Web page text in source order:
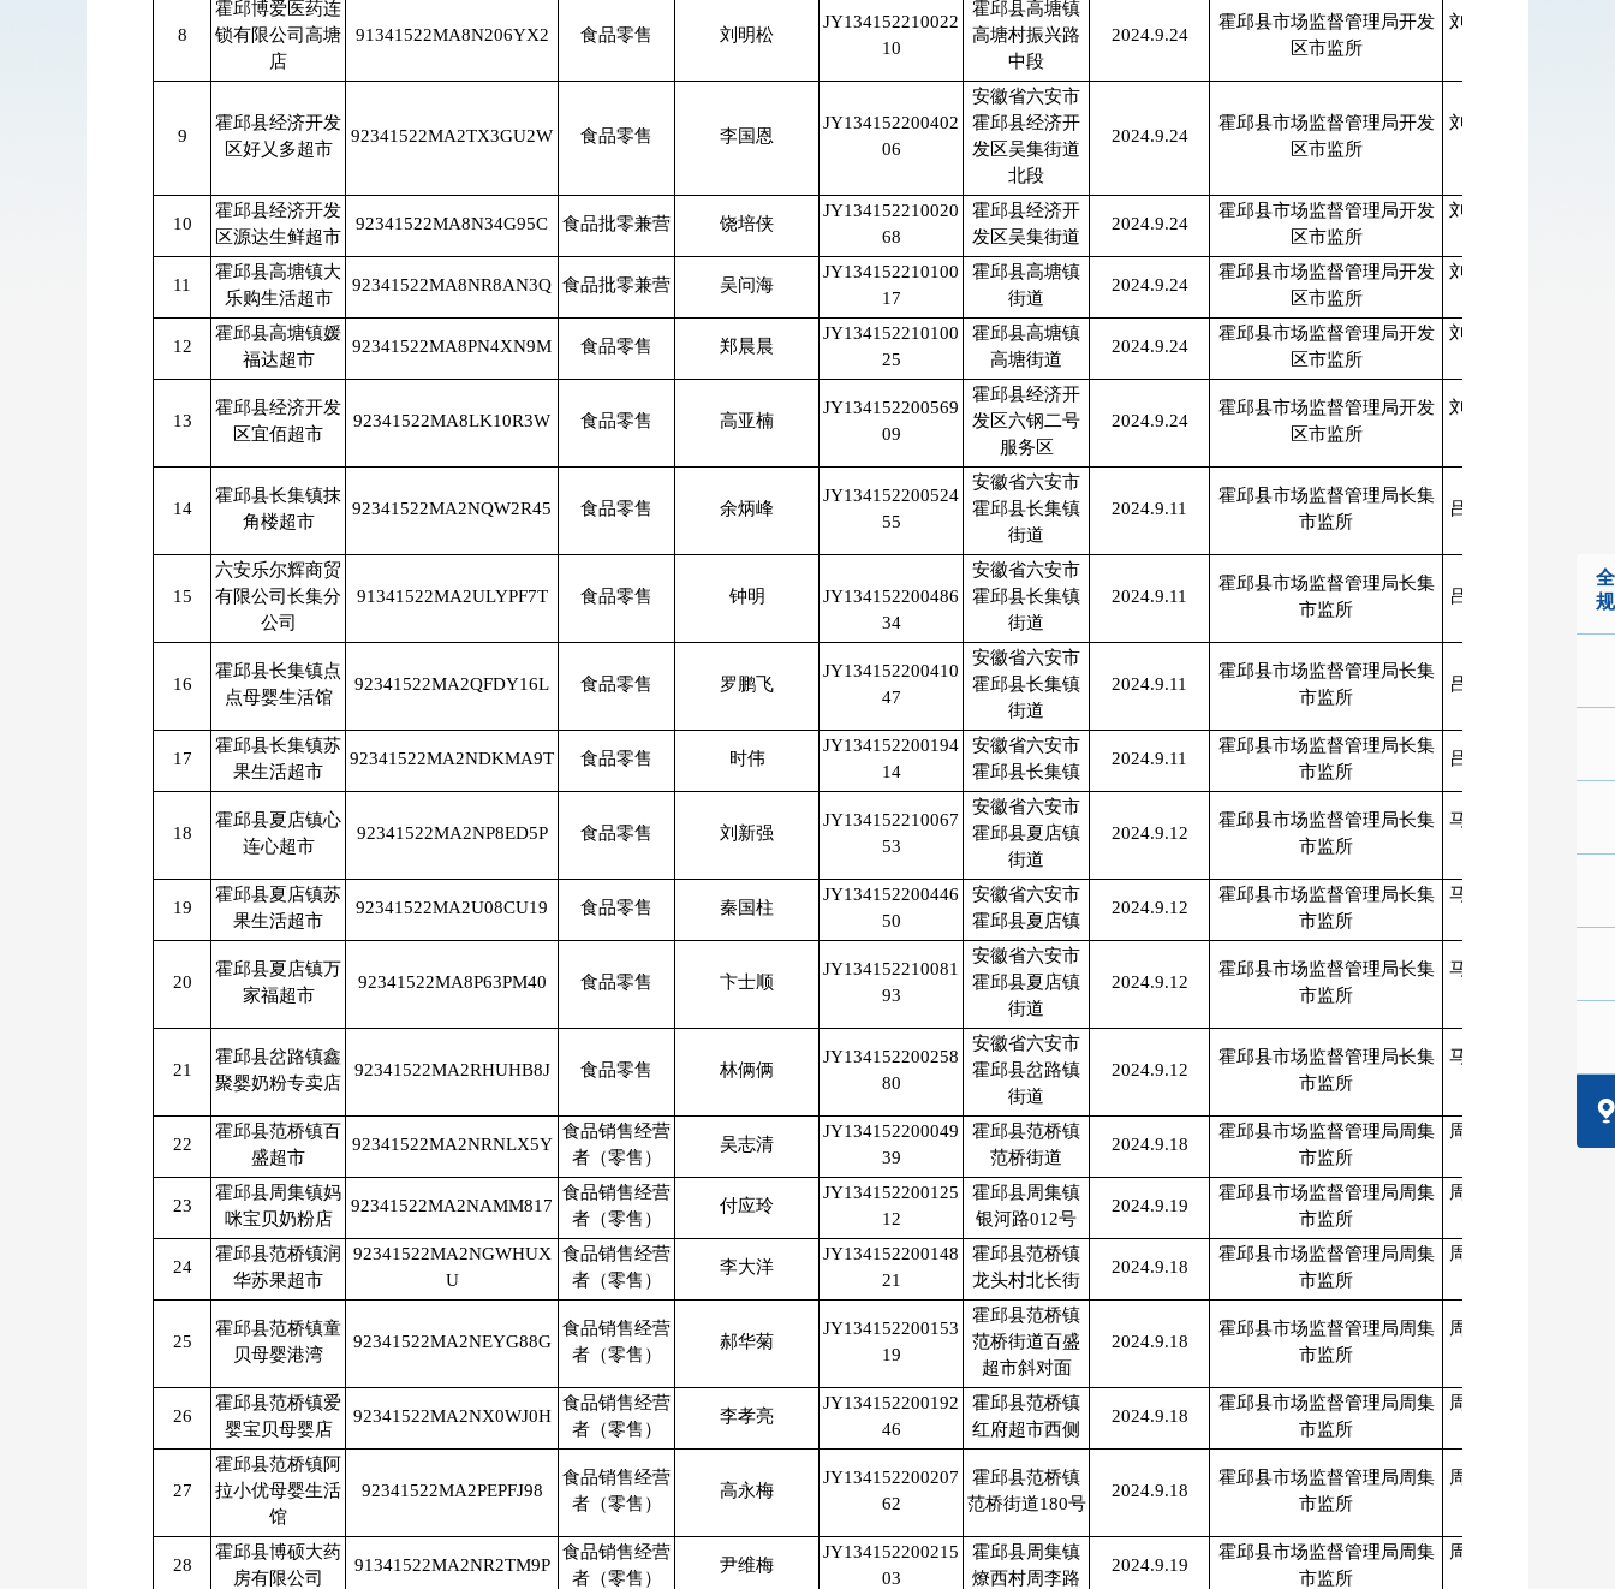
8
霍邱博爱医药连
锁有限公司高塘
店
91341522MA8N206YX2 食品零售 刘明松
JY134152210022
10
霍邱县高塘镇
高塘村振兴路
中段
2024.9.24
霍邱县市场监督管理局开发
区市监所
刘保亮、张亚
9
霍邱县经济开发
区好乂多超市
92341522MA2TX3GU2W 食品零售 李国恩
JY134152200402
06
安徽省六安市
霍邱县经济开
发区吴集街道
北段
2024.9.24
霍邱县市场监督管理局开发
区市监所
刘保亮、张亚
10
霍邱县经济开发
区源达生鲜超市
92341522MA8N34G95C 食品批零兼营 饶培侠
JY134152210020
68
霍邱县经济开
发区吴集街道
2024.9.24
霍邱县市场监督管理局开发
区市监所
刘保亮、张亚
11
霍邱县高塘镇大
乐购生活超市
92341522MA8NR8AN3Q 食品批零兼营 吴问海
JY134152210100
17
霍邱县高塘镇
街道
2024.9.24
霍邱县市场监督管理局开发
区市监所
刘保亮、张亚
12
霍邱县高塘镇媛
福达超市
92341522MA8PN4XN9M 食品零售 郑晨晨
JY134152210100
25
霍邱县高塘镇
高塘街道
2024.9.24
霍邱县市场监督管理局开发
区市监所
刘保亮、张亚
13
霍邱县经济开发
区宜佰超市
92341522MA8LK10R3W 食品零售 高亚楠
JY134152200569
09
霍邱县经济开
发区六钢二号
服务区
2024.9.24
霍邱县市场监督管理局开发
区市监所
刘保亮、张亚
14
霍邱县长集镇抹
角楼超市
92341522MA2NQW2R45 食品零售 余炳峰
JY134152200524
55
安徽省六安市
霍邱县长集镇
街道
2024.9.11
霍邱县市场监督管理局长集
市监所
吕坤、李世东
15
六安乐尔辉商贸
有限公司长集分
公司
91341522MA2ULYPF7T 食品零售 钟明
JY134152200486
34
安徽省六安市
霍邱县长集镇
街道
2024.9.11
霍邱县市场监督管理局长集
市监所
吕坤、李世东
16
霍邱县长集镇点
点母婴生活馆
92341522MA2QFDY16L 食品零售 罗鹏飞
JY134152200410
47
安徽省六安市
霍邱县长集镇
街道
2024.9.11
霍邱县市场监督管理局长集
市监所
吕坤、李世东
17
霍邱县长集镇苏
果生活超市
92341522MA2NDKMA9T 食品零售 时伟
JY134152200194
14
安徽省六安市
霍邱县长集镇
2024.9.11
霍邱县市场监督管理局长集
市监所
吕坤、李世东
18
霍邱县夏店镇心
连心超市
92341522MA2NP8ED5P 食品零售 刘新强
JY134152210067
53
安徽省六安市
霍邱县夏店镇
街道
2024.9.12
霍邱县市场监督管理局长集
市监所
马从江、胡文
19
霍邱县夏店镇苏
果生活超市
92341522MA2U08CU19 食品零售 秦国柱
JY134152200446
50
安徽省六安市
霍邱县夏店镇
2024.9.12
霍邱县市场监督管理局长集
市监所
马从江、胡文
20
霍邱县夏店镇万
家福超市
92341522MA8P63PM40 食品零售 卞士顺
JY134152210081
93
安徽省六安市
霍邱县夏店镇
街道
2024.9.12
霍邱县市场监督管理局长集
市监所
马从江、胡文
21
霍邱县岔路镇鑫
聚婴奶粉专卖店
92341522MA2RHUHB8J 食品零售 林俩俩
JY134152200258
80
安徽省六安市
霍邱县岔路镇
街道
2024.9.12
霍邱县市场监督管理局长集
市监所
马从江、胡文
22
霍邱县范桥镇百
盛超市
92341522MA2NRNLX5Y
食品销售经营
者（零售）
吴志清
JY134152200049
39
霍邱县范桥镇
范桥街道
2024.9.18
霍邱县市场监督管理局周集
市监所
周本军、温德
23
霍邱县周集镇妈
咪宝贝奶粉店
92341522MA2NAMM817
食品销售经营
者（零售）
付应玲
JY134152200125
12
霍邱县周集镇
银河路012号
2024.9.19
霍邱县市场监督管理局周集
市监所
周本军、温德
24
霍邱县范桥镇润
华苏果超市
92341522MA2NGWHUX
U
食品销售经营
者（零售）
李大洋
JY134152200148
21
霍邱县范桥镇
龙头村北长街
2024.9.18
霍邱县市场监督管理局周集
市监所
周本军、温德
25
霍邱县范桥镇童
贝母婴港湾
92341522MA2NEYG88G
食品销售经营
者（零售）
郝华菊
JY134152200153
19
霍邱县范桥镇
范桥街道百盛
超市斜对面
2024.9.18
霍邱县市场监督管理局周集
市监所
周本军、温德
26
霍邱县范桥镇爱
婴宝贝母婴店
92341522MA2NX0WJ0H
食品销售经营
者（零售）
李孝亮
JY134152200192
46
霍邱县范桥镇
红府超市西侧
2024.9.18
霍邱县市场监督管理局周集
市监所
周本军、温德
27
霍邱县范桥镇阿
拉小优母婴生活
馆
92341522MA2PEPFJ98
食品销售经营
者（零售）
高永梅
JY134152200207
62
霍邱县范桥镇
范桥街道180号
2024.9.18
霍邱县市场监督管理局周集
市监所
周本军、温德
28
霍邱县博硕大药
房有限公司
91341522MA2NR2TM9P
食品销售经营
者（零售）
尹维梅
JY134152200215
03
霍邱县周集镇
燎西村周李路
2024.9.19
霍邱县市场监督管理局周集
市监所
周本军、温德